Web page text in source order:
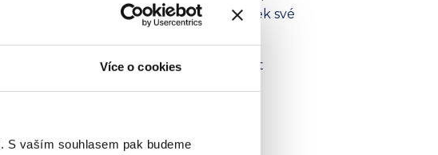
Více o cookies
S vaším souhlasem pak budeme
místo historických evropských tabulek své
přesahuje hranice republiky.
Tvrdá práce, pokora a schopnost